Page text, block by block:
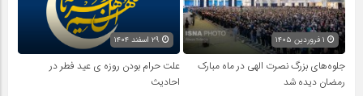
جلوه‌های بزرگ نصرت الهی در ماه مبارک
رمضان دیده شد
علت حرام بودن روزه ی عید فطر در
احادیث